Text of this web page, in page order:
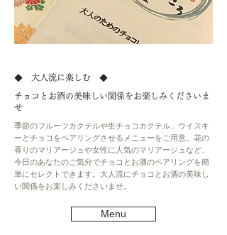
◆ 大人流に楽しむ ◆
チョコとお酒の美味しい関係をお楽しみくださいま
せ
季節のフルーツカクテルや生チョコカクテル、ウイスキ
ーとチョコをペアリングさせるメニューをご用意。花の
香りのマリアージュや女性に人気のマリアージュなど、
今日のあなたのご気分でチョコとお酒のペアリングを簡
単にセレクトできます。大人流にチョコとお酒の美味し
い関係をお楽しみくださいませ。
Menu